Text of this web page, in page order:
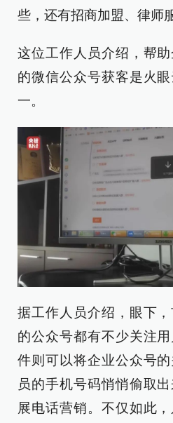
些，还有招商加盟、律师
这位工作人员介绍，帮
的微信公众号获客是火
一。
据工作人员介绍，眼下
的公众号都有不少关注
件则可以将企业公众号
员的手机号码悄悄偷取
展电话营销。不仅如此